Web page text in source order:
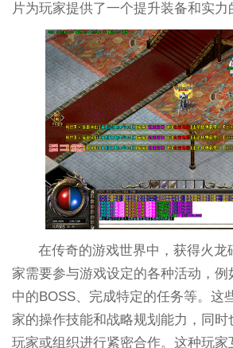
片为玩家提供了一个提升装备和实力
在传奇的游戏世界中，获得火龙
家需要参与游戏设定的各种活动，例
中的BOSS、完成特定的任务等。这
家的操作技能和战略规划能力，同
玩家或组织进行紧密合作。这种玩家